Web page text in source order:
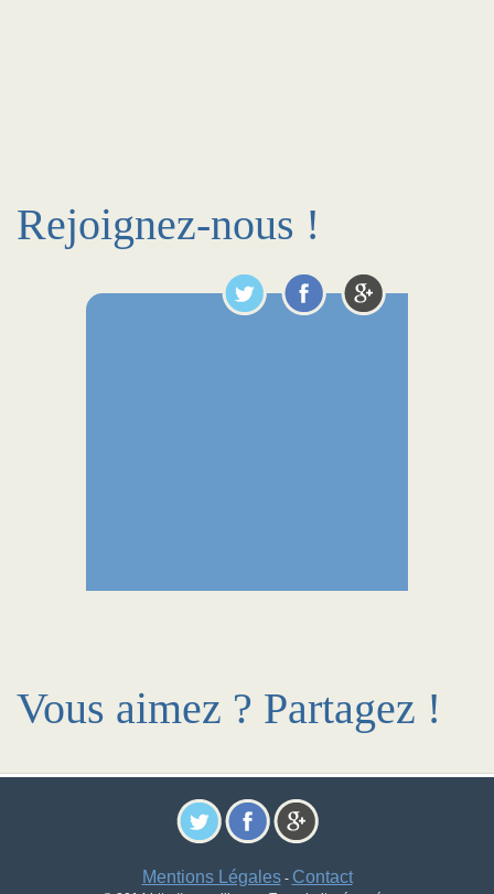
Rejoignez-nous !
Vous aimez ? Partagez !
Mentions Légales- Contact